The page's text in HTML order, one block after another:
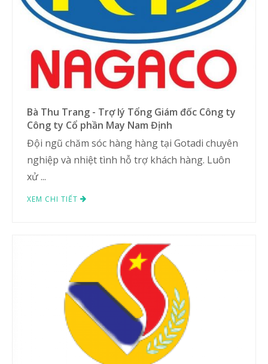
Bà Thu Trang - Trợ lý Tổng Giám đốc Công ty
Công ty Cổ phần May Nam Định
Đội ngũ chăm sóc hàng hàng tại Gotadi chuyên
nghiệp và nhiệt tình hỗ trợ khách hàng. Luôn
xử ...
XEM CHI TIẾT